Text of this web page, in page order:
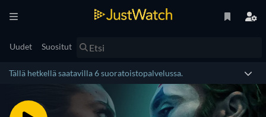
Uudet Suositut
Tällä hetkellä saatavilla 6 suoratoistopalvelussa.